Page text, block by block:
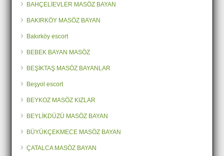
BAHÇELİEVLER MASÖZ BAYAN
BAKIRKÖY MASÖZ BAYAN
Bakırköy escort
BEBEK BAYAN MASÖZ
BEŞİKTAŞ MASÖZ BAYANLAR
Beşyol escort
BEYKOZ MASÖZ KIZLAR
BEYLİKDÜZÜ MASÖZ BAYAN
BÜYÜKÇEKMECE MASÖZ BAYAN
ÇATALCA MASÖZ BAYAN